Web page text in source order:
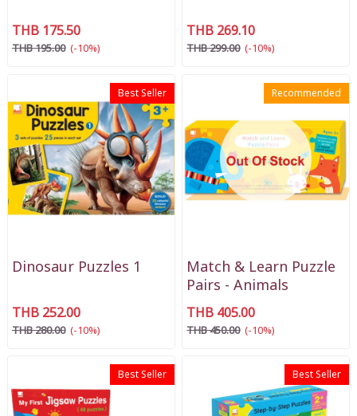
THB 175.50
THB 195.00 (-10%)
THB 269.10
THB 299.00 (-10%)
Best Seller
Dinosaur Puzzles 1
THB 252.00
THB 280.00 (-10%)
Recommended
Match & Learn Puzzle
Pairs - Animals
THB 405.00
THB 450.00 (-10%)
Best Seller Best Seller